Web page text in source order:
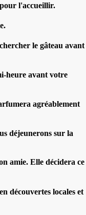
l'accueillir.
le gâteau avant
heure avant votre
agréablement
déjeunerons sur la
amie. Elle décidera ce
découvertes locales et